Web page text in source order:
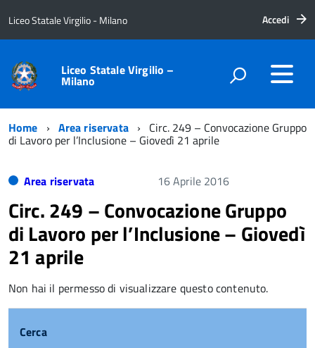
Liceo Statale Virgilio - Milano Accedi
Liceo Statale Virgilio –
Milano
Home Area riservata Circ. 249 – Convocazione Gruppo
di Lavoro per l’Inclusione – Giovedì 21 aprile
Area riservata 16 Aprile 2016
Circ. 249 – Convocazione Gruppo
di Lavoro per l’Inclusione – Giovedì
21 aprile
Non hai il permesso di visualizzare questo contenuto.
Cerca